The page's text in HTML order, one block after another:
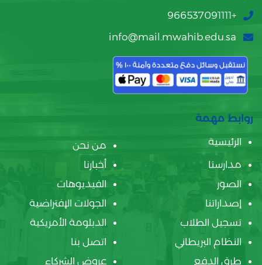
+966537091111
info@mail.mwahib.edu.sa
روابط مهمة
الرئيسية
من نحن
مدارسنا
أخبارنا
الصور
الفيديوهات
إصداراتنا
الجولات الإفتراضية
تسجيل الطلاب
الدبلومة الأمريكية
النظام البريطاني
اتصل بنا
طرق الدفع
عروض الشركاء